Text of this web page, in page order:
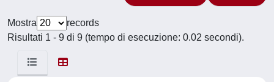
Mostra
records
Risultati 1 - 9 di 9 (tempo di esecuzione: 0.02 secondi).